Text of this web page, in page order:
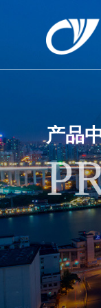
产品